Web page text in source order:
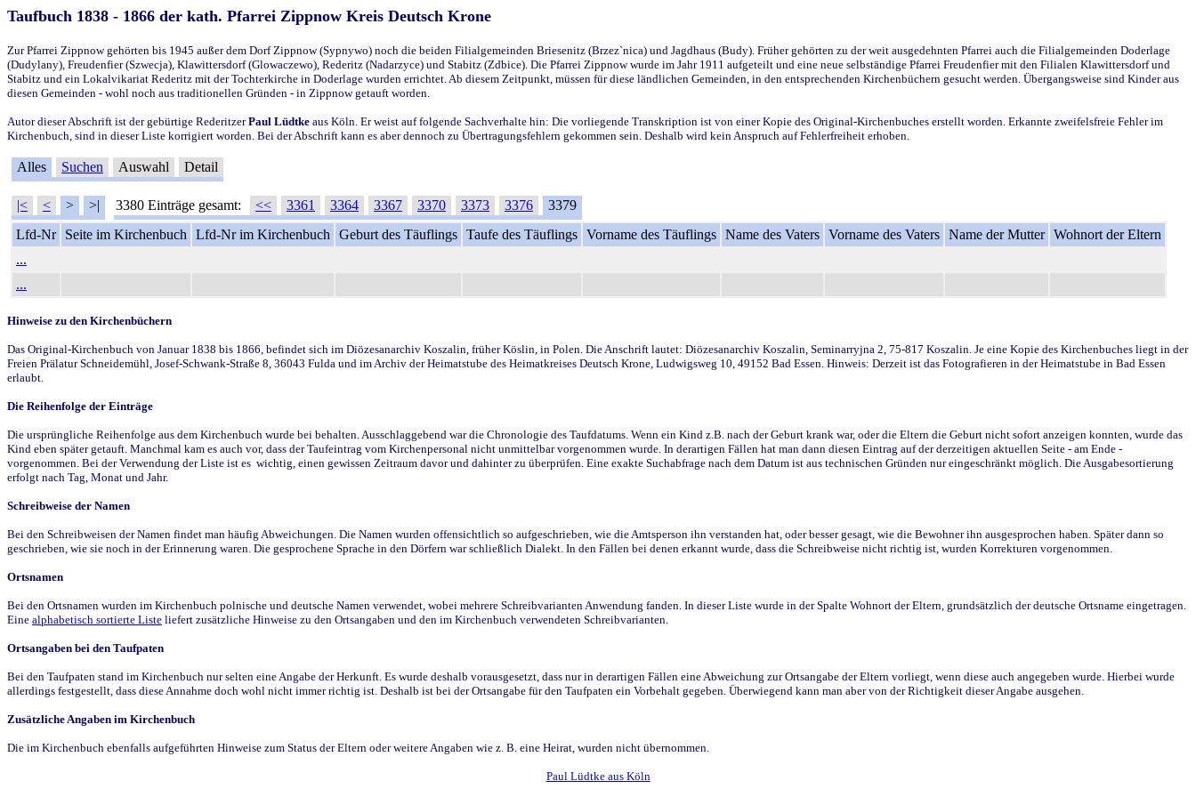
Taufbuch 1838 - 1866 der kath. Pfarrei Zippnow Kreis Deutsch Krone
Zur Pfarrei Zippnow gehörten bis 1945 außer dem Dorf Zippnow (Sypnywo) noch die beiden Filialgemeinden Briesenitz (Brzez`nica) und Jagdhaus (Budy). Früher gehörten zu der weit ausgedehnten Pfarrei auch die Filialgemeinden Doderlage
(Dudylany), Freudenfier (Szwecja), Klawittersdorf (Glowaczewo), Rederitz (Nadarzyce) und Stabitz (Zdbice). Die Pfarrei Zippnow wurde im Jahr 1911 aufgeteilt und eine neue selbständige Pfarrei Freudenfier mit den Filialen Klawittersdorf und
Stabitz und ein Lokalvikariat Rederitz mit der Tochterkirche in Doderlage wurden errichtet. Ab diesem Zeitpunkt, müssen für diese ländlichen Gemeinden, in den entsprechenden Kirchenbüchern gesucht werden. Übergangsweise sind Kinder aus
diesen Gemeinden - wohl noch aus traditionellen Gründen - in Zippnow getauft worden.
Autor dieser Abschrift ist der gebürtige RederitzerPaul Lüdtke aus Köln. Er weist auf folgende Sachverhalte hin: Die vorliegende Transkription ist von einer Kopie des Original-Kirchenbuches erstellt worden. Erkannte zweifelsfreie Fehler im
Kirchenbuch, sind in dieser Liste korrigiert worden. Bei der Abschrift kann es aber dennoch zu Übertragungsfehlern gekommen sein. Deshalb wird kein Anspruch auf Fehlerfreiheit erhoben.
Alles Suchen Auswahl Detail
|< < > >| 3380 Einträge gesamt: << 3361 3364 3367 3370 3373 3376
3379
Lfd-Nr
Seite im Kirchenbuch Lfd-Nr im Kirchenbuch Geburt des Täuflings Taufe des Täuflings Vorname des Täuflings Name des Vaters Vorname des Vaters Name der Mutter Wohnort der Eltern
...
...
Hinweise zu den Kirchenbüchern
Das Original-Kirchenbuch von Januar 1838 bis 1866, befindet sich im Diözesanarchiv Koszalin, früher Köslin, in Polen. Die Anschrift lautet: Diözesanarchiv Koszalin, Seminarryjna 2, 75-817 Koszalin. Je eine Kopie des Kirchenbuches liegt in der
Freien Prälatur Schneidemühl, Josef-Schwank-Straße 8, 36043 Fulda und im Archiv der Heimatstube des Heimatkreises Deutsch Krone, Ludwigsweg 10, 49152 Bad Essen. Hinweis: Derzeit ist das Fotografieren in der Heimatstube in Bad Essen
erlaubt.
Die Reihenfolge der Einträge
Die ursprüngliche Reihenfolge aus dem Kirchenbuch wurde bei behalten. Ausschlaggebend war die Chronologie des Taufdatums. Wenn ein Kind z.B. nach der Geburt krank war, oder die Eltern die Geburt nicht sofort anzeigen konnten, wurde das
Kind eben später getauft. Manchmal kam es auch vor, dass der Taufeintrag vom Kirchenpersonal nicht unmittelbar vorgenommen wurde. In derartigen Fällen hat man dann diesen Eintrag auf der derzeitigen aktuellen Seite - am Ende -
vorgenommen. Bei der Verwendung der Liste ist es wichtig, einen gewissen Zeitraum davor und dahinter zu überprüfen. Eine exakte Suchabfrage nach dem Datum ist aus technischen Gründen nur eingeschränkt möglich. Die Ausgabesortierung
erfolgt nach Tag, Monat und Jahr.
Schreibweise der Namen
Bei den Schreibweisen der Namen findet man häufig Abweichungen. Die Namen wurden offensichtlich so aufgeschrieben, wie die Amtsperson ihn verstanden hat, oder besser gesagt, wie die Bewohner ihn ausgesprochen haben. Später dann so
geschrieben, wie sie noch in der Erinnerung waren. Die gesprochene Sprache in den Dörfern war schließlich Dialekt. In den Fällen bei denen erkannt wurde, dass die Schreibweise nicht richtig ist, wurden Korrekturen vorgenommen.
Ortsnamen
Bei den Ortsnamen wurden im Kirchenbuch polnische und deutsche Namen verwendet, wobei mehrere Schreibvarianten Anwendung fanden. In dieser Liste wurde in der Spalte Wohnort der Eltern, grundsätzlich der deutsche Ortsname eingetragen.
Eine alphabetisch sortierte Liste liefert zusätzliche Hinweise zu den Ortsangaben und den im Kirchenbuch verwendeten Schreibvarianten.
Ortsangaben bei den Taufpaten
Bei den Taufpaten stand im Kirchenbuch nur selten eine Angabe der Herkunft. Es wurde deshalb vorausgesetzt, dass nur in derartigen Fällen eine Abweichung zur Ortsangabe der Eltern vorliegt, wenn diese auch angegeben wurde. Hierbei wurde
allerdings festgestellt, dass diese Annahme doch wohl nicht immer richtig ist. Deshalb ist bei der Ortsangabe für den Taufpaten ein Vorbehalt gegeben. Überwiegend kann man aber von der Richtigkeit dieser Angabe ausgehen.
Zusätzliche Angaben im Kirchenbuch
Die im Kirchenbuch ebenfalls aufgeführten Hinweise zum Status der Eltern oder weitere Angaben wie z. B. eine Heirat, wurden nicht übernommen.
Paul Lüdtke aus Köln